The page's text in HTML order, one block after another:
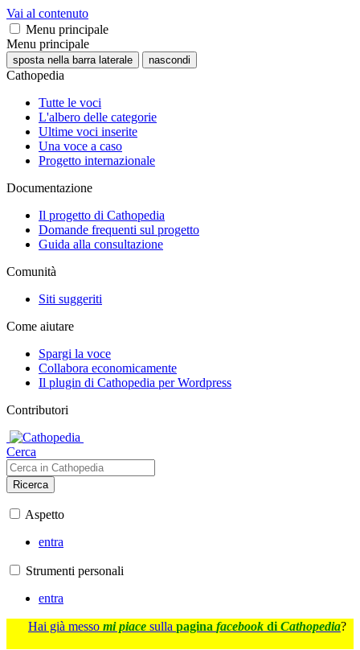
Vai al contenuto
Menu principale
Menu principale
sposta nella barra laterale nascondi
Cathopedia
Tutte le voci
L'albero delle categorie
Ultime voci inserite
Una voce a caso
Progetto internazionale
Documentazione
Il progetto di Cathopedia
Domande frequenti sul progetto
Guida alla consultazione
Comunità
Siti suggeriti
Come aiutare
Spargi la voce
Collabora economicamente
Il plugin di Cathopedia per Wordpress
Contributori
Cerca
Ricerca
Aspetto
entra
Strumenti personali
entra
Hai già messo mi piace sulla pagina facebook di Cathopedia?